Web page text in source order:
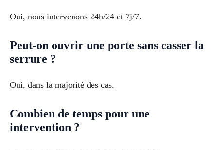
Oui, nous intervenons 24h/24 et 7j/7.
Peut-on ouvrir une porte sans casser la
serrure ?
Oui, dans la majorité des cas.
Combien de temps pour une
intervention ?